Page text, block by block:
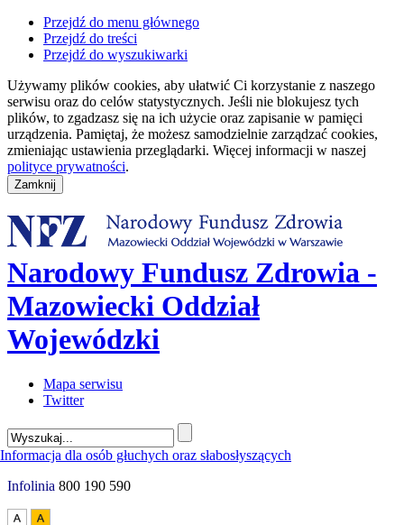
Przejdź do menu głównego
Przejdź do treści
Przejdź do wyszukiwarki
Używamy plików cookies, aby ułatwić Ci korzystanie z naszego
serwisu oraz do celów statystycznych. Jeśli nie blokujesz tych
plików, to zgadzasz się na ich użycie oraz zapisanie w pamięci
urządzenia. Pamiętaj, że możesz samodzielnie zarządzać cookies,
zmieniając ustawienia przeglądarki. Więcej informacji w naszej
polityce prywatności.
Narodowy Fundusz Zdrowia -
Mazowiecki Oddział
Wojewódzki
Mapa serwisu
Twitter
Infolinia 800 190 590